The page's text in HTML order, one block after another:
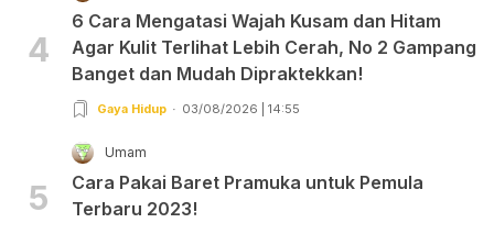
4
6 Cara Mengatasi Wajah Kusam dan Hitam
Agar Kulit Terlihat Lebih Cerah, No 2 Gampang
Banget dan Mudah Dipraktekkan!
Gaya Hidup 03/08/2026 | 14:55
5
Umam
Cara Pakai Baret Pramuka untuk Pemula
Terbaru 2023!